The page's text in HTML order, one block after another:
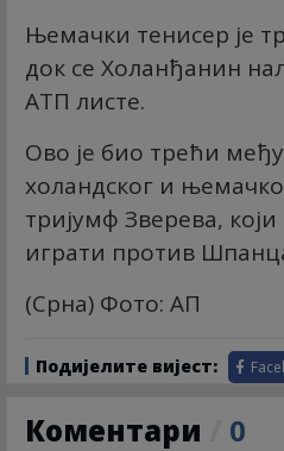
Њемачки тенисер је
док се Холанђанин
АТП листе.
Ово је био трећи
холандског и
тријумф Зверева,
играти против
(Срна) Фото: АП
Подијелите вијест:
Коментари 0